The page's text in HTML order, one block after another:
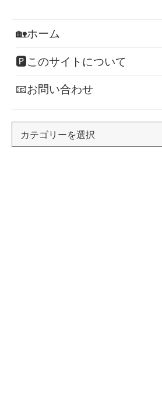
🏡ホーム
🅿このサイトについて
📧お問い合わせ